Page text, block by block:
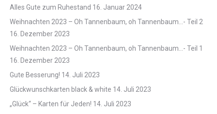
Alles Gute zum Ruhestand 16. Januar 2024
Weihnachten 2023 – Oh Tannenbaum, oh Tannenbaum…- Teil 2
16. Dezember 2023
Weihnachten 2023 – Oh Tannenbaum, oh Tannenbaum…- Teil 1
16. Dezember 2023
Gute Besserung! 14. Juli 2023
Glückwunschkarten black & white 14. Juli 2023
„Glück“ – Karten für Jeden! 14. Juli 2023